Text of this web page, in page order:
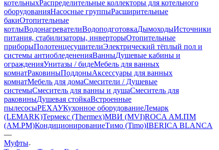
котельныхРаспределительные коллекторы для котельного
оборудованияНасосные группыРасширительные
бакиОтопительные
котлыВодонагревателиВодоподготовкаДымоходыИсточники
питания, стабилизаторы, инверторыОтопительные
приборыПолотенцесушителиЭлектрический тёплый пол и
системы антиобледененияВанныДушевые кабины и
огражденияУнитазы / бидеМебель для ванных
комнатРаковиныПоддоныАксессуары для ванных
комнатМебель для домаСмесители / Душевые
системыСмеситель для ванны и душаСмеситель для
раковиныДушевая стойкаВстроенные
пылесосыРЕХАУКухонное оборудованиеЛемарк
(LEMARK)Термекс (Thermex)МВИ (MVI)ROCA АМ.ПМ
(AM.PM)КондиционированиеТимо (Timo)IBERICA BLANCA
—
Муфты